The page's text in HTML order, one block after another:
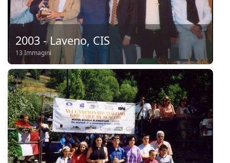
2003 - Laveno, CIS
13 Immagini